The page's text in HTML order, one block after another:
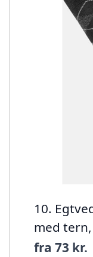
10.
med
fra 73 kr.